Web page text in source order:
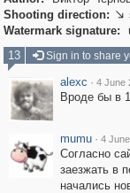
Shooting direction: 
Watermark signature:
13
Sign in to share
alexc · 4 June
Вроде бы в
mumu · 4
Согласно
заезжать в
начались